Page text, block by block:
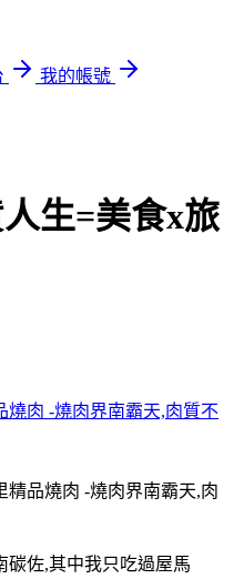
我的帳號
生=美食x旅
燒肉 -燒肉界南霸天,肉質不
碳佐,其中我只吃過屋馬